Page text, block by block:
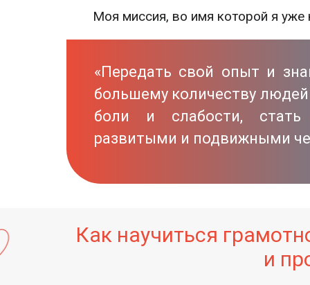
Моя миссия, во имя которой я
«Передать свой опыт и
большему количеству
боли и слабости, стать
развитыми и подвижными
Как научиться
и